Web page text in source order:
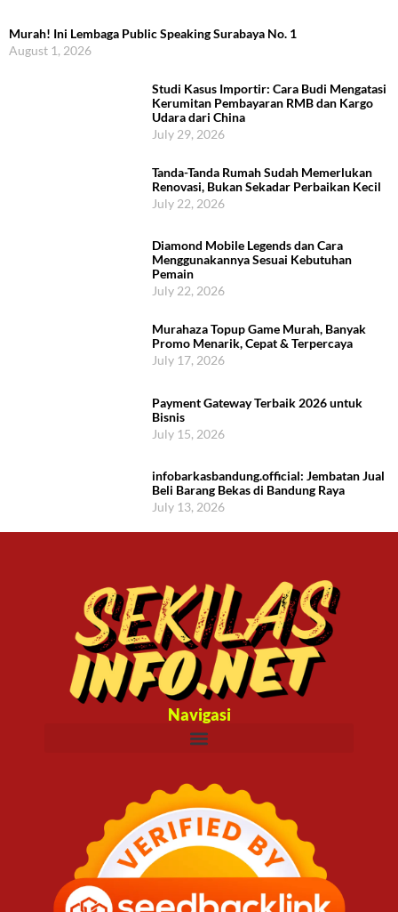
Murah! Ini Lembaga Public Speaking Surabaya No. 1
August 1, 2026
Studi Kasus Importir: Cara Budi Mengatasi
Kerumitan Pembayaran RMB dan Kargo
Udara dari China
July 29, 2026
Tanda-Tanda Rumah Sudah Memerlukan
Renovasi, Bukan Sekadar Perbaikan Kecil
July 22, 2026
Diamond Mobile Legends dan Cara
Menggunakannya Sesuai Kebutuhan
Pemain
July 22, 2026
Murahaza Topup Game Murah, Banyak
Promo Menarik, Cepat & Terpercaya
July 17, 2026
Payment Gateway Terbaik 2026 untuk
Bisnis
July 15, 2026
infobarkasbandung.official: Jembatan Jual
Beli Barang Bekas di Bandung Raya
July 13, 2026
Navigasi